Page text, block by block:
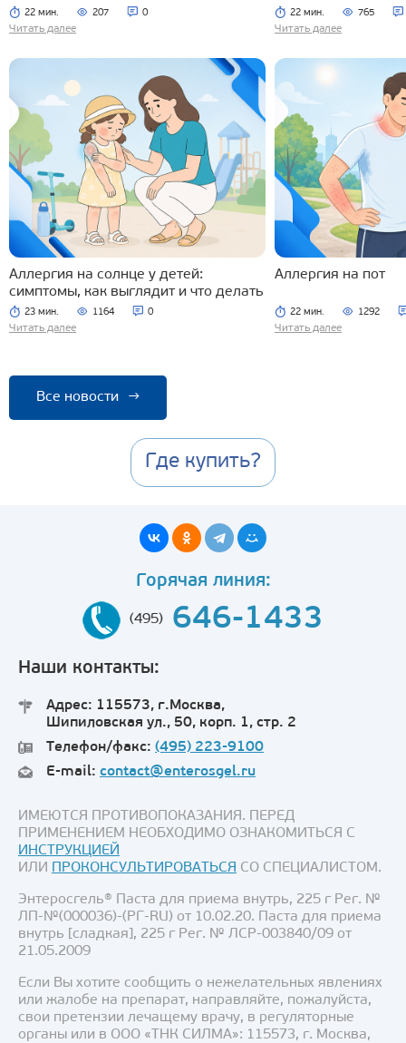
22 мин. 207 0
Читать далее
22 мин. 765
Читать далее
Аллергия на солнце у детей:
симптомы, как выглядит и что делать
23 мин. 1164 0
Читать далее
Аллергия на пот
22 мин. 1292
Читать далее
Все новости →
Где купить?
Горячая линия:
(495) 646-1433
Наши контакты:
Адрес: 115573, г.Москва,
Шипиловская ул., 50, корп. 1, стр. 2
Телефон/факс: (495) 223-9100
E-mail: contact@enterosgel.ru
ИМЕЮТСЯ ПРОТИВОПОКАЗАНИЯ. ПЕРЕД
ПРИМЕНЕНИЕМ НЕОБХОДИМО ОЗНАКОМИТЬСЯ С
ИНСТРУКЦИЕЙ
ИЛИ ПРОКОНСУЛЬТИРОВАТЬСЯ СО СПЕЦИАЛИСТОМ.
Энтеросгель® Паста для приема внутрь, 225 г Рег. №
ЛП-№(000036)-(РГ-RU) от 10.02.20. Паста для приема
внутрь [сладкая], 225 г Рег. № ЛСР-003840/09 от
21.05.2009
Если Вы хотите сообщить о нежелательных явлениях
или жалобе на препарат, направляйте, пожалуйста,
свои претензии лечащему врачу, в регуляторные
органы или в ООО «ТНК СИЛМА»: 115573, г. Москва,